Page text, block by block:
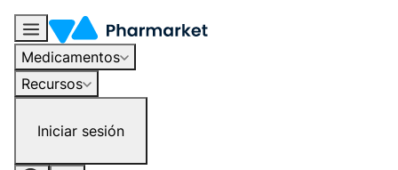
Medicamentos
Recursos
Iniciar sesión